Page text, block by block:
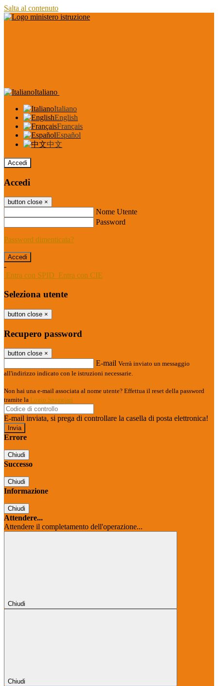
Salta al contenuto
Italiano
Italiano
English
Français
Español
中文
Accedi
Accedi
button close ×
Nome Utente
Password
Password dimenticata?
-
Entra con SPID Entra con CIE
Seleziona utente
button close ×
Recupero password
button close ×
E-mail Verrà inviato un messaggio
all'indirizzo indicato con le istruzioni necessarie.
Non hai una e-mail associata al nome utente? Effettua il reset della password
tramite la Login Spaggiari
E-mail inviata, si prega di controllare la casella di posta elettronica!
Errore
Chiudi
Successo
Chiudi
Informazione
Chiudi
Attendere...
Attendere il completamento dell'operazione...
Chiudi
Chiudi